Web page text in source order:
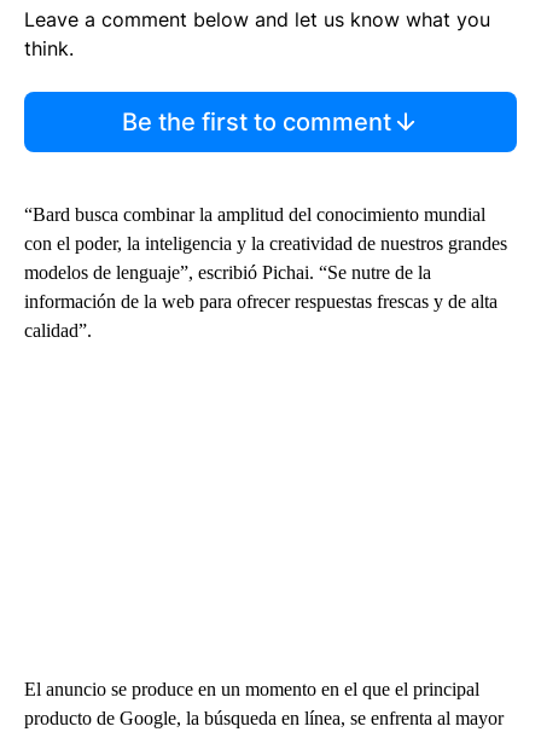
Leave a comment below and let us know what you
think.
Be the first to comment
“Bard busca combinar la amplitud del conocimiento mundial
con el poder, la inteligencia y la creatividad de nuestros grandes
modelos de lenguaje”, escribió Pichai. “Se nutre de la
información de la web para ofrecer respuestas frescas y de alta
calidad”.
El anuncio se produce en un momento en el que el principal
producto de Google, la búsqueda en línea, se enfrenta al mayor